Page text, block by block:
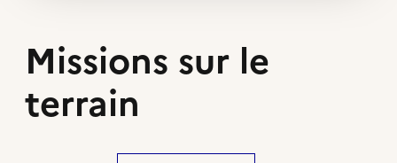
Missions sur le
terrain